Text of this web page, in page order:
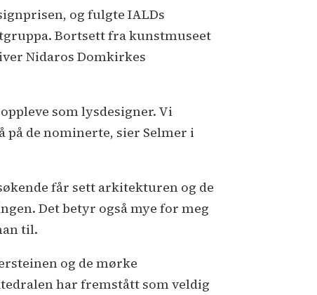
og fulgte IALDs
Bortsett fra kunstmuseet
Nidaros Domkirkes
som lysdesigner. Vi
de nominerte, sier Selmer i
får sett arkitekturen og de
Det betyr også mye for meg
til.
og de mørke
har fremstått som veldig